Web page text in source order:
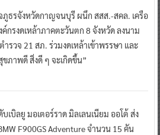
ภูธรจังหวัดกาญจนบุรี ผนึก สสส.-สคล. เครือ
ค์กรงดเหล้าภาคตะวันตก 8 จังหวัด ลงนาม
ำรวจ 21 สภ. ร่วมงดเหล้าเข้าพรรษา และ
ภาพดี สิ่งดี ๆ จะเกิดขึ้น”
บเบิลยู มอเตอร์ราด มิลเลนเนียม ออโต้ ส่ง
F900GS Adventure จำนวน 15 คัน